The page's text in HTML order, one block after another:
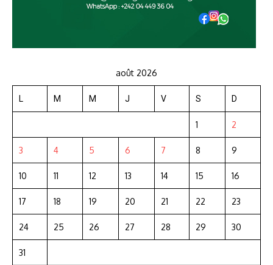
août 2026
L M M J V S D
1 2
3 4 5 6 7 8 9
10 11 12 13 14 15 16
17 18 19 20 21 22 23
24 25 26 27 28 29 30
31